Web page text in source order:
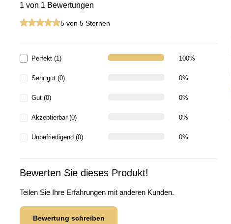
1 von 1 Bewertungen
Durchschnittliche Bewertung von 5 von 5 Sternen
5 von 5 Sternen
Perfekt (1) 100%
Sehr gut (0) 0%
Gut (0) 0%
Akzeptierbar (0) 0%
Unbefriedigend (0) 0%
Bewerten Sie dieses Produkt!
Teilen Sie Ihre Erfahrungen mit anderen Kunden.
Bewertung schreiben